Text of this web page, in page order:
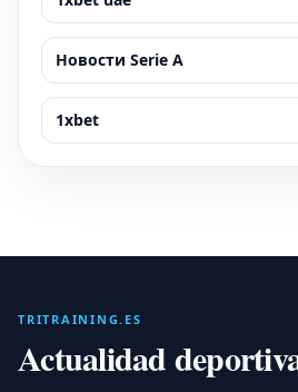
Новости Serie A
1xbet
TRITRAINING.ES
Actualidad